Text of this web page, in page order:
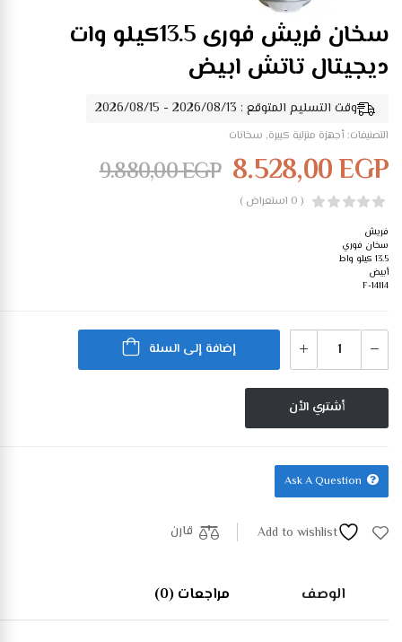
سخان فريش فورى 13.5كيلو وات
ديجيتال تاتش ابيض
وقت التسليم المتوقع : 2026/08/13 - 2026/08/15
التصنيفات: أجهزة منزلية كبيرة, سخانات
8.528,00EGP
9.880,00EGP
( 0 استعراض )
فريش
سخان فوري
13.5 كيلو واط
أبيض
F-14114
إضافة إلى السلة
أشتري الأن
Ask A Question
Add to wishlist قارن
الوصف مراجعات (0)